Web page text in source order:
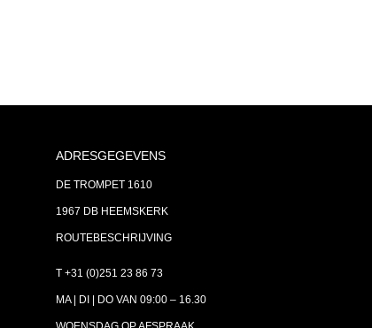
ADRESGEGEVENS
DE TROMPET 1610
1967 DB HEEMSKERK
ROUTEBESCHRIJVING
T +31 (0)251 23 86 73
MA | DI | DO VAN 09:00 – 16.30